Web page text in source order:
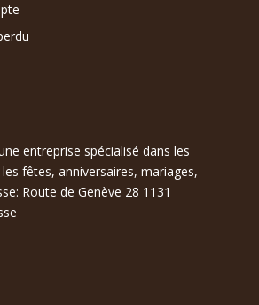
entreprise spécialisé dans les
fêtes, anniversaires, mariages,
Route de Genève 28 1131